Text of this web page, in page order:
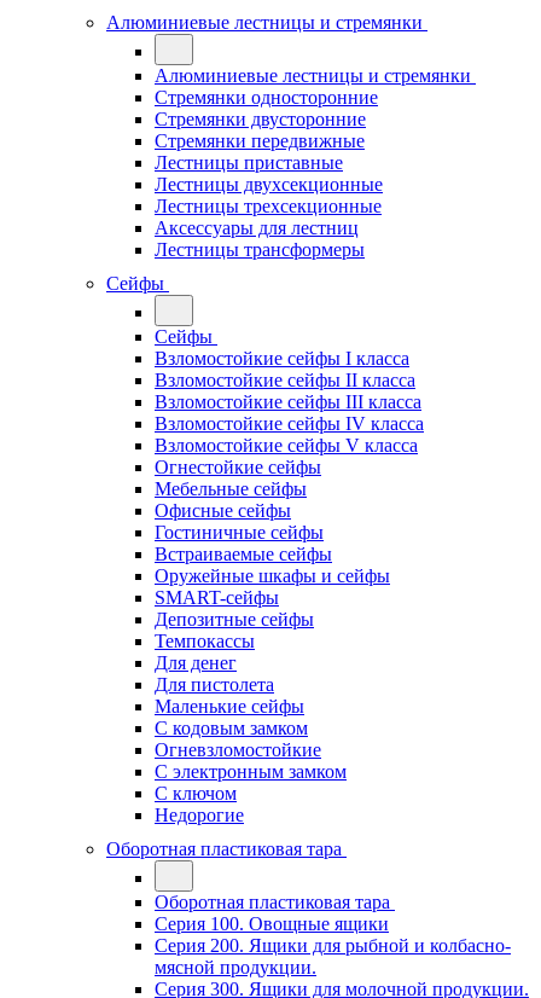
Алюминиевые лестницы и стремянки
Алюминиевые лестницы и стремянки
Стремянки односторонние
Стремянки двусторонние
Стремянки передвижные
Лестницы приставные
Лестницы двухсекционные
Лестницы трехсекционные
Аксессуары для лестниц
Лестницы трансформеры
Сейфы
Сейфы
Взломостойкие сейфы I класса
Взломостойкие сейфы II класса
Взломостойкие сейфы III класса
Взломостойкие сейфы IV класса
Взломостойкие сейфы V класса
Огнестойкие сейфы
Мебельные сейфы
Офисные сейфы
Гостиничные сейфы
Встраиваемые сейфы
Оружейные шкафы и сейфы
SMART-сейфы
Депозитные сейфы
Темпокассы
Для денег
Для пистолета
Маленькие сейфы
С кодовым замком
Огневзломостойкие
С электронным замком
С ключом
Недорогие
Оборотная пластиковая тара
Оборотная пластиковая тара
Серия 100. Овощные ящики
Серия 200. Ящики для рыбной и колбасно-
мясной продукции.
Серия 300. Ящики для молочной продукции.